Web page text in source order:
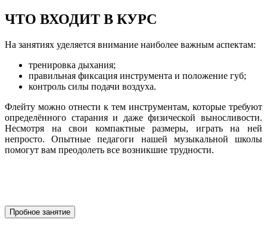
ЧТО ВХОДИТ В КУРС
На занятиях уделяется внимание наиболее важным аспектам:
тренировка дыхания;
правильная фиксация инструмента и положение губ;
контроль силы подачи воздуха.
Флейту можно отнести к тем инструментам, которые требуют
определённого старания и даже физической выносливости.
Несмотря на свои компактные размеры, играть на ней
непросто. Опытные педагоги нашей музыкальной школы
помогут вам преодолеть все возникшие трудности.
Пробное занятие